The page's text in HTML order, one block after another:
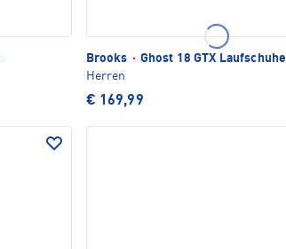
Brooks · Ghost 18 GTX Laufschuhe
Herren
€ 169,99